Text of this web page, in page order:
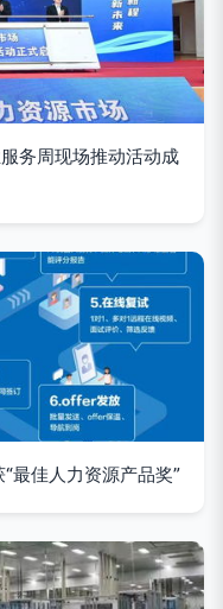
务周现场推动活动成
最佳人力资源产品奖”